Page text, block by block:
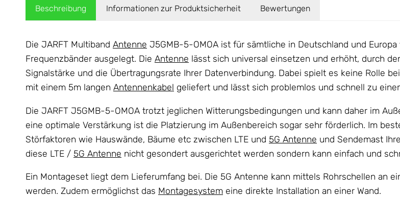
Beschreibung Informationen zur Produktsicherheit Bewertungen
Die JARFT Multiband Antenne J5GMB-5-OMOA ist für sämtliche in Deutschland und Europa
Frequenzbänder ausgelegt. Die Antenne lässt sich universal einsetzen und erhöht, durch
Signalstärke und die Übertragungsrate Ihrer Datenverbindung. Dabei spielt es keine Rolle
mit einem 5m langen Antennenkabel geliefert und lässt sich problemlos und schnell zu
Die JARFT J5GMB-5-OMOA trotzt jeglichen Witterungsbedingungen und kann daher im
eine optimale Verstärkung ist die Platzierung im Außenbereich sogar sehr förderlich. Im
Störfaktoren wie Hauswände, Bäume etc zwischen LTE und 5G Antenne und Sendemast
diese LTE / 5G Antenne nicht gesondert ausgerichtet werden sondern kann einfach und
Ein Montageset liegt dem Lieferumfang bei. Die 5G Antenne kann mittels Rohrschellen an
werden. Zudem ermöglichst das Montagesystem eine direkte Installation an einer Wand.